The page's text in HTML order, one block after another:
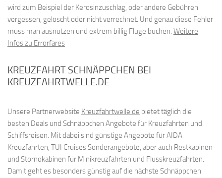
wird zum Beispiel der Kerosinzuschlag, oder andere Gebühren
vergessen, gelöscht oder nicht verrechnet. Und genau diese Fehler
muss man ausnützen und extrem billig Flüge buchen. Weitere
Infos zu Errorfares
KREUZFAHRT SCHNÄPPCHEN BEI
KREUZFAHRTWELLE.DE
Unsere Partnerwebsite Kreuzfahrtwelle.de bietet täglich die
besten Deals und Schnäppchen Angebote für Kreuzfahrten und
Schiffsreisen. Mit dabei sind günstige Angebote für AIDA
Kreuzfahrten, TUI Cruises Sonderangebote, aber auch Restkabinen
und Stornokabinen für Minikreuzfahrten und Flusskreuzfahrten.
Damit geht es besonders günstig auf die nächste Schnäppchen